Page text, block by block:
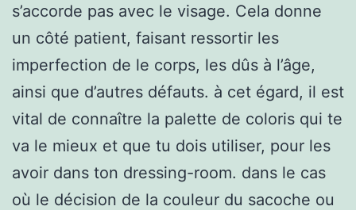
s’accorde pas avec le visage. Cela donne
un côté patient, faisant ressortir les
imperfection de le corps, les dûs à l’âge,
ainsi que d’autres défauts. à cet égard, il est
vital de connaître la palette de coloris qui te
va le mieux et que tu dois utiliser, pour les
avoir dans ton dressing-room. dans le cas
où le décision de la couleur du sacoche ou